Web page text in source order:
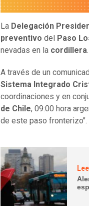
La Delegación
preventivo del Paso
nevadas en la cordillera.
A través de un
Sistema Integrado
coordinaciones y en
de Chile, 09:00 hora
de este paso fronterizo".